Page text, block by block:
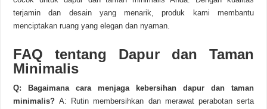
terjamin dan desain yang menarik, produk kami membantu
menciptakan ruang yang elegan dan nyaman.
FAQ tentang Dapur dan Taman
Minimalis
Q: Bagaimana cara menjaga kebersihan dapur dan taman
minimalis? A: Rutin membersihkan dan merawat perabotan serta